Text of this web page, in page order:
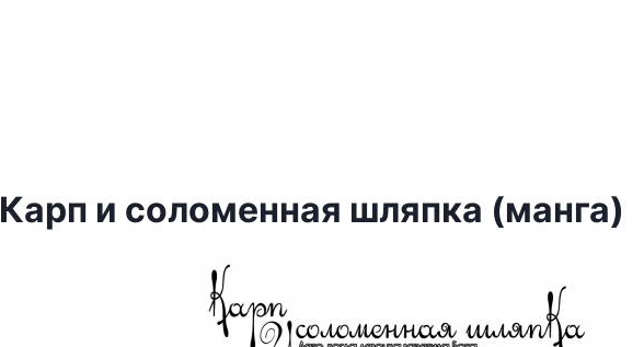
Карп и соломенная шляпка (манга)